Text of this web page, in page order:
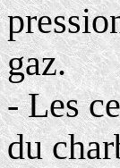
gaz.
- Les
du